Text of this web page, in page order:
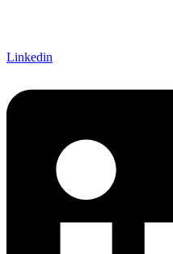
Linkedin